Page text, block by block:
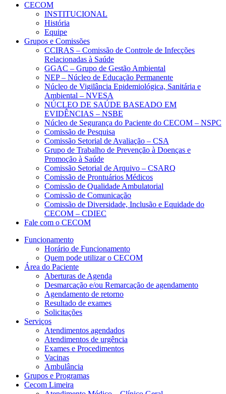
CECOM
INSTITUCIONAL
História
Equipe
Grupos e Comissões
CCIRAS – Comissão de Controle de Infecções
Relacionadas à Saúde
GGAC – Grupo de Gestão Ambiental
NEP – Núcleo de Educação Permanente
Núcleo de Vigilância Epidemiológica, Sanitária e
Ambiental – NVESA
NÚCLEO DE SAÚDE BASEADO EM
EVIDÊNCIAS – NSBE
Núcleo de Segurança do Paciente do CECOM – NSPC
Comissão de Pesquisa
Comissão Setorial de Avaliação – CSA
Grupo de Trabalho de Prevenção à Doenças e
Promoção à Saúde
Comissão Setorial de Arquivo – CSARQ
Comissão de Prontuários Médicos
Comissão de Qualidade Ambulatorial
Comissão de Comunicação
Comissão de Diversidade, Inclusão e Equidade do
CECOM – CDIEC
Fale com o CECOM
Funcionamento
Horário de Funcionamento
Quem pode utilizar o CECOM
Área do Paciente
Aberturas de Agenda
Desmarcação e/ou Remarcação de agendamento
Agendamento de retorno
Resultado de exames
Solicitações
Serviços
Atendimentos agendados
Atendimentos de urgência
Exames e Procedimentos
Vacinas
Ambulância
Grupos e Programas
Cecom Limeira